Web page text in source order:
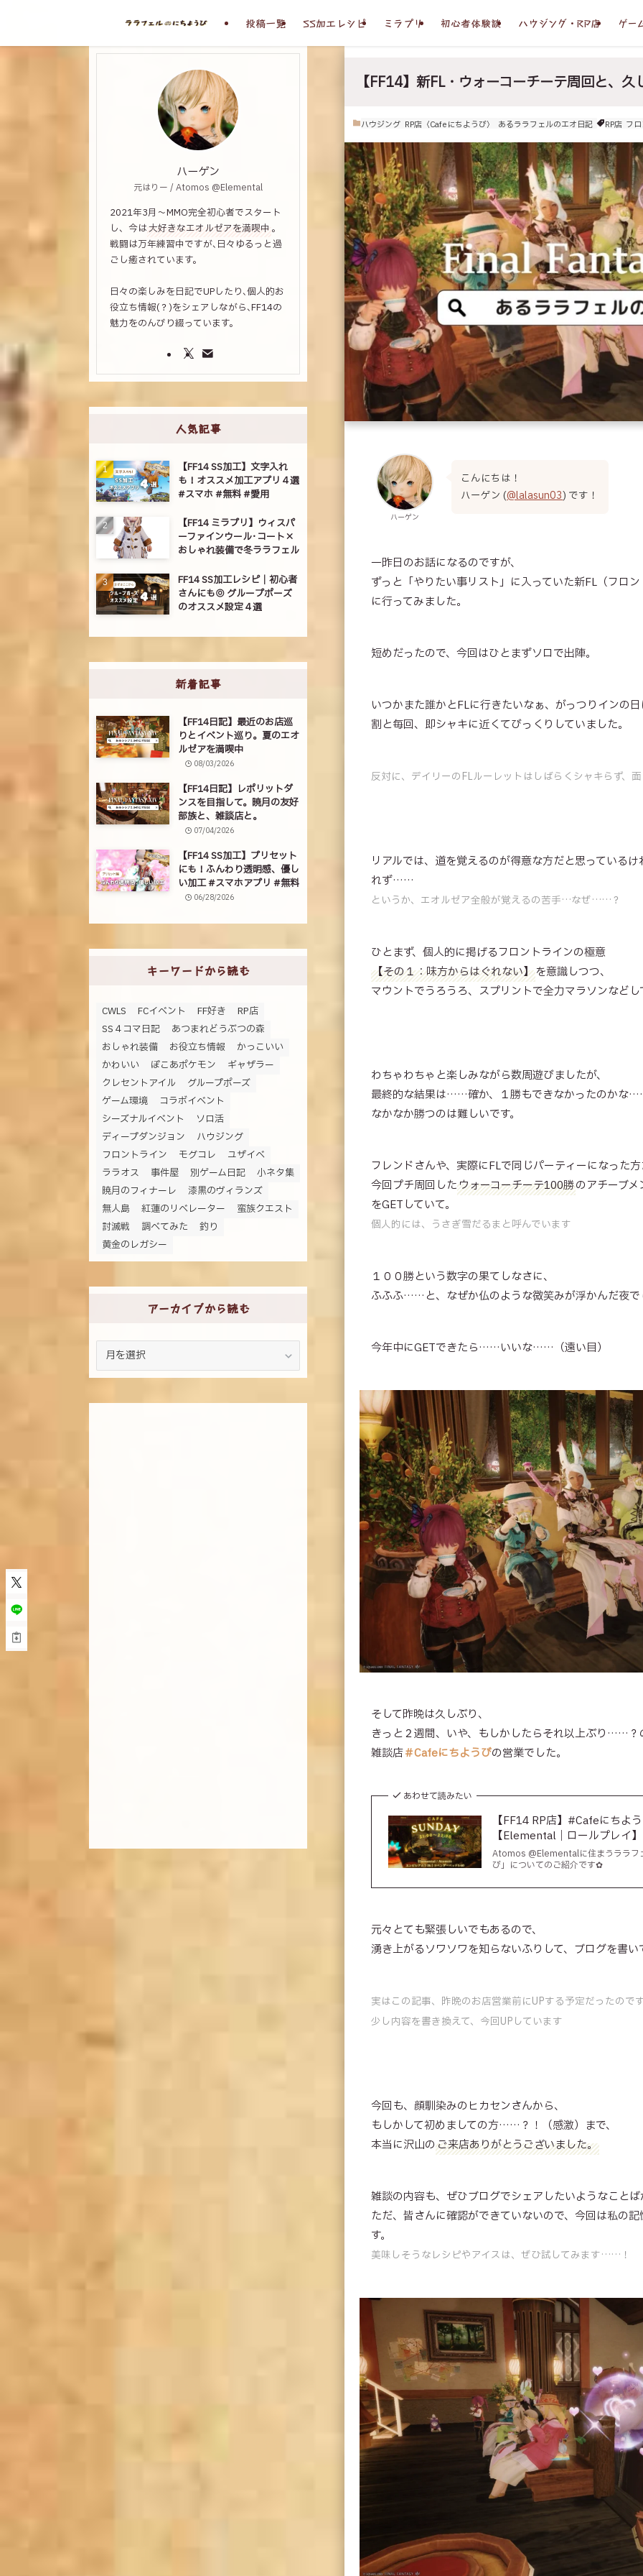
投稿一覧 SS加工レシピ ミラプリ 初心者体験談 ハウジング・RP店 ゲー
【FF14】新FL・ウォーコーチーテ周回と、
ハウジング RP店〈Cafeにちようび〉 あるララフェルのエオ日記 RP店 フ
ハーゲン
こんにちは！
ハーゲン (@lalasun03) です！
一昨日のお話になるのですが、
ずっと「やりたい事リスト」に入っていた新FL（フロ
に行ってみました。
短めだったので、今回はひとまずソロで出陣。
いつかまた誰かとFLに行きたいなぁ、がっつりイン
割と毎回、即シャキに近くてびっくりしていました。
反対に、デイリーのFLルーレットはしばらくシャキらず、
リアルでは、道を覚えるのが得意な方だと思っている
れず……
というか、エオルゼア全般が覚えるの苦手…なぜ……？
ひとまず、個人的に掲げるフロントラインの極意
【その１：味方からはぐれない】を意識しつつ、
マウントでうろうろ、スプリントで全力マラソンなど
わちゃわちゃと楽しみながら数周遊びましたが、
最終的な結果は……確か、１勝もできなかったのかな
なかなか勝つのは難しいです。
フレンドさんや、実際にFLで同じパーティーになった
今回プチ周回したウォーコーチーテ100勝のアチーブ
をGETしていて。
個人的には、うさぎ雪だるまと呼んでいます
１００勝という数字の果てしなさに、
ふふふ……と、なぜか仏のような微笑みが浮かんだ夜で
今年中にGETできたら……いいな……（遠い目）
そして昨晩は久しぶり、
きっと２週間、いや、もしかしたらそれ以上ぶり……？
雑談店＃Cafeにちようびの営業でした。
あわせて読みたい
【FF14 RP店】#Cafeにちよ
【Elemental｜ロールプレイ】
Atomos @Elementalに住まうララフ
び」についてのご紹介です✿
元々とても緊張しいでもあるので、
湧き上がるソワソワを知らないふりして、ブログを書い
実はこの記事、昨晩のお店営業前にUPする予定だったの
少し内容を書き換えて、今回UPしています
今回も、顔馴染みのヒカセンさんから、
もしかして初めましての方……？！（感激）まで、
本当に沢山のご来店ありがとうございました。
雑談の内容も、ぜひブログでシェアしたいようなこと
ただ、皆さんに確認ができていないので、今回は私の
す。
美味しそうなレシピやアイスは、ぜひ試してみます……！
ハーゲン
元はりー / Atomos @Elemental
2021年3月～MMO完全初心者でスタート
し、今は大好きなエオルゼアを満喫中 。
戦闘は万年練習中ですが､日々ゆるっと過
ごし癒されています。
日々の楽しみを日記でUPしたり､個人的お
役立ち情報(？)をシェアしながら､FF14の
魅力をのんびり綴っています。
人気記事
【FF14 SS加工】文字入れ
も！オススメ加工アプリ４選
#スマホ #無料 #愛用
【FF14 ミラプリ】ウィスパ
ーファインウール･コート×
おしゃれ装備で冬ララフェル
FF14 SS加工レシピ｜初心者
さんにも◎ グループポーズ
のオススメ設定４選
新着記事
【FF14日記】最近のお店巡
りとイベント巡り。夏のエオ
ルゼアを満喫中
08/03/2026
【FF14日記】レポリットダ
ンスを目指して。暁月の友好
部族と、雑談店と。
07/04/2026
【FF14 SS加工】プリセット
にも！ふんわり透明感、優し
い加工 #スマホアプリ #無料
06/28/2026
キーワードから読む
CWLS FCイベント FF好き
RP店
SS４コマ日記
あつまれどうぶつの森
おしゃれ装備
お役立ち情報
かっこいい
かわいい
ぽこあポケモン
ギャザラー
クレセントアイル
グループポーズ
ゲーム環境
コラボイベント
シーズナルイベント
ソロ活
ディープダンジョン
ハウジング
フロントライン
モグコレ
ユザイベ
ララオス
事件屋 別ゲーム日記
小ネタ集
暁月のフィナーレ
漆黒のヴィランズ
無人島
紅蓮のリベレーター
蛮族クエスト
討滅戦
調べてみた
釣り
黄金のレガシー
アーカイブから読む
カ